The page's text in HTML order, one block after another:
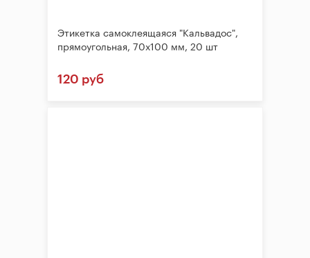
Этикетка самоклеящаяся "Кальвадос",
прямоугольная, 70х100 мм, 20 шт
120 руб